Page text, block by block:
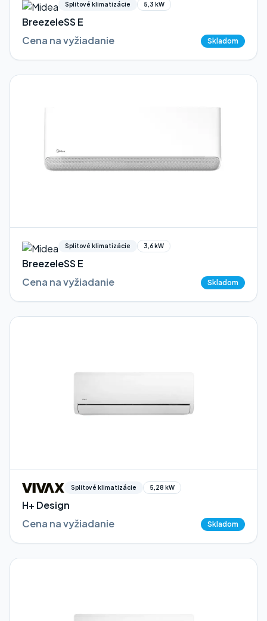
Splitové klimatizácie 5,3 kW
BreezeleSS E
Cena na vyžiadanie
Skladom
Splitové klimatizácie 3,6 kW
BreezeleSS E
Cena na vyžiadanie
Skladom
Splitové klimatizácie 5,28 kW
H+ Design
Cena na vyžiadanie
Skladom